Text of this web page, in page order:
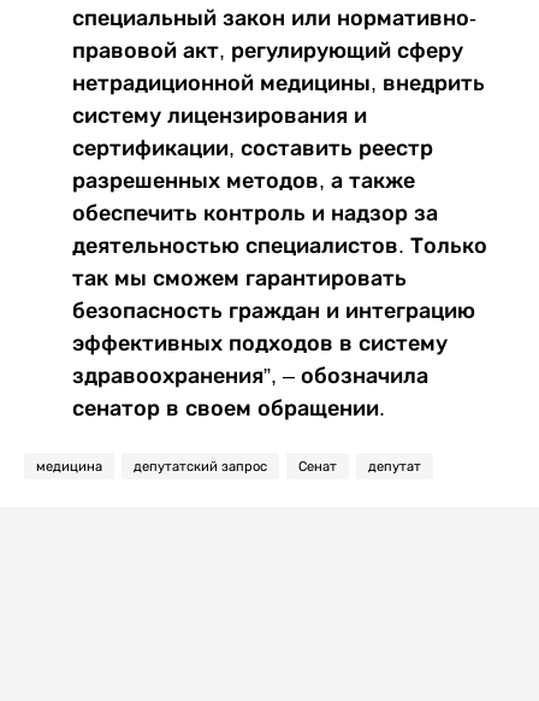
специальный закон или нормативно-
правовой акт, регулирующий сферу
нетрадиционной медицины, внедрить
систему лицензирования и
сертификации, составить реестр
разрешенных методов, а также
обеспечить контроль и надзор за
деятельностью специалистов. Только
так мы сможем гарантировать
безопасность граждан и интеграцию
эффективных подходов в систему
здравоохранения”, – обозначила
сенатор в своем обращении.
медицина депутатский запрос Сенат депутат